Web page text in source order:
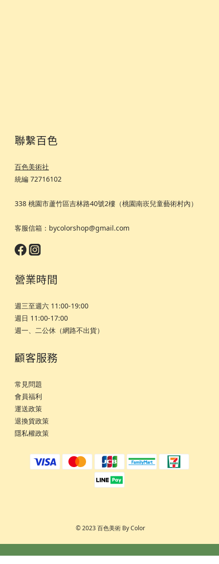
聯繫百色
百色美術社
統編 72716102
338 桃園市蘆竹區吉林路40號2樓（桃園南崁兒童藝術村內）
客服信箱：bycolorshop@gmail.com
營業時間
週三至週六 11:00-19:00
週日 11:00-17:00
週一、二公休（網路不出貨）
顧客服務
常見問題
會員福利
運送政策
退換貨政策
隱私權政策
© 2023 百色美術 By Color